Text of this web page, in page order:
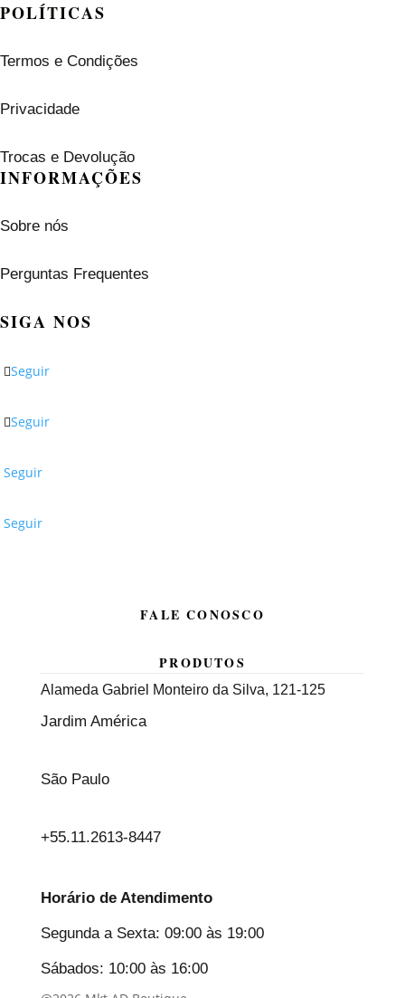
POLÍTICAS
Termos e Condições
Privacidade
Trocas e Devolução
INFORMAÇÕES
Sobre nós
Perguntas Frequentes
SIGA NOS
Seguir
Seguir
Seguir
Seguir
FALE CONOSCO
PRODUTOS
Alameda Gabriel Monteiro da Silva, 121-125
Jardim América
São Paulo
+55.11.2613-8447
Horário de Atendimento
Segunda a Sexta: 09:00 às 19:00
Sábados: 10:00 às 16:00